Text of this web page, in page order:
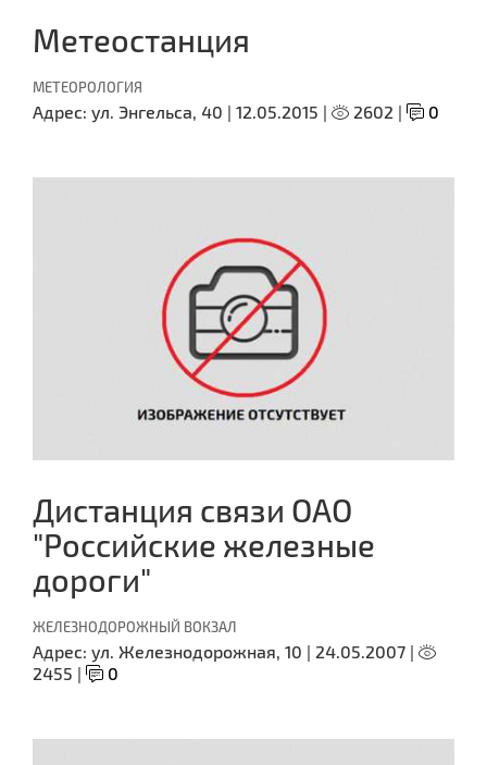
Метеостанция
МЕТЕОРОЛОГИЯ
Адрес: ул. Энгельса, 40 | 12.05.2015 | 2602 | 0
Дистанция связи ОАО
"Российские железные
дороги"
ЖЕЛЕЗНОДОРОЖНЫЙ ВОКЗАЛ
Адрес: ул. Железнодорожная, 10 | 24.05.2007 |
2455 |
0